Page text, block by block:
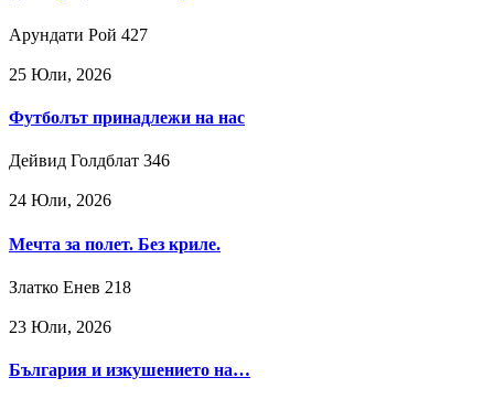
Арундати Рой 427
25 Юли, 2026
Футболът принадлежи на нас
Дейвид Голдблат 346
24 Юли, 2026
Мечта за полет. Без криле.
Златко Енев 218
23 Юли, 2026
България и изкушението на…